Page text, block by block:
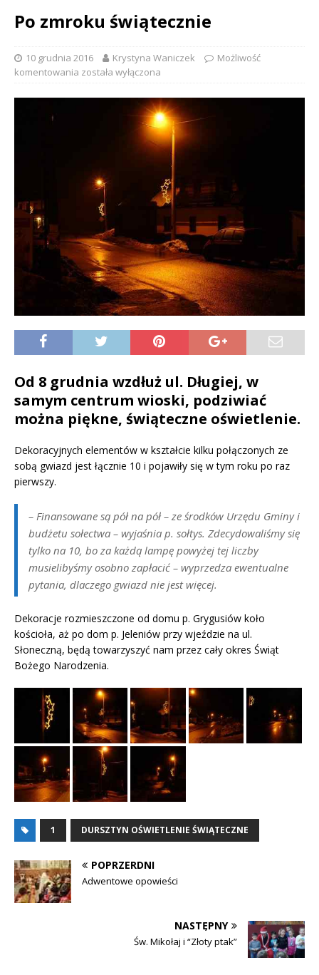
Po zmroku świątecznie
10 grudnia 2016 Krystyna Waniczek
Możliwość
komentowania została wyłączona
Od 8 grudnia wzdłuż ul. Długiej, w
samym centrum wioski, podziwiać
można piękne, świąteczne oświetlenie.
Dekoracyjnych elementów w kształcie kilku połączonych ze
sobą gwiazd jest łącznie 10 i pojawiły się w tym roku po raz
pierwszy.
– Finansowane są pół na pół – ze środków Urzędu Gminy i
budżetu sołectwa – wyjaśnia p. sołtys. Zdecydowaliśmy się
tylko na 10, bo za każdą lampę powyżej tej liczby
musielibyśmy osobno zapłacić – wyprzedza ewentualne
pytania, dlaczego gwiazd nie jest więcej.
Dekoracje rozmieszczone od domu p. Grygusiów koło
kościoła, aż po dom p. Jeleniów przy wjeździe na ul.
Słoneczną, będą towarzyszyć nam przez cały okres Świąt
Bożego Narodzenia.
1 DURSZTYN OŚWIETLENIE ŚWIĄTECZNE
POPRZERDNI
Adwentowe opowieści
NASTĘPNY
Św. Mikołaj i “Złoty ptak”